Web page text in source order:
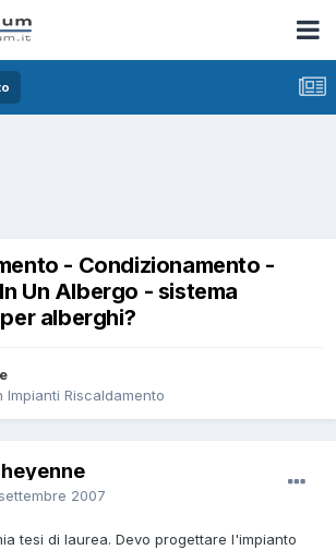
- Condizionamento -
Un Albergo - sistema
alberghi?
Impianti Riscaldamento
2007
tesi di laurea. Devo progettare l'impianto